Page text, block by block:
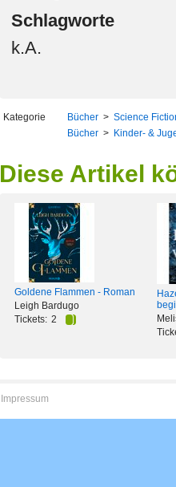
Schlagworte
k.A.
Kategorie Bücher > Science
Bücher > Kinder- &
Diese Artikel
Goldene Flammen - Roman
Leigh Bardugo
Tickets: 2
Impressum